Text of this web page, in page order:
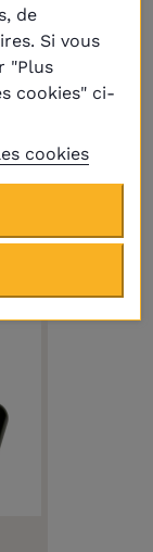
de
Si vous
"Plus
cookies" ci-
cookies